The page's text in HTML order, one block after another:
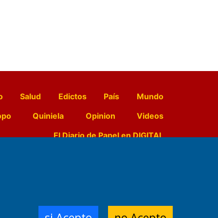
Salud Edictos País
Mundo
Quiniela Opinion
Videos
El Diario de Papel en DIGITAL